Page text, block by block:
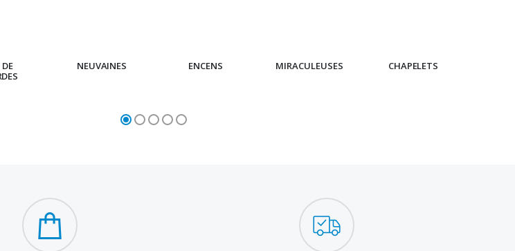
NEUVAINES ENCENS MIRACULEUSES CHAPELETS